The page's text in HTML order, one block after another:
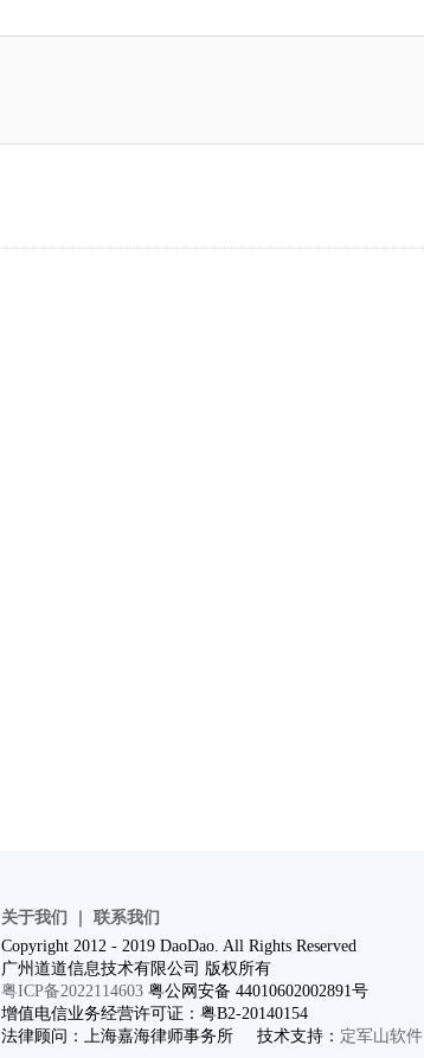
关于我们
联系我们
Copyright 2012 - 2019 DaoDao. All Rights Reserved
广州道道信息技术有限公司 版权所有
粤ICP备2022114603 粤公网安备 44010602002891号
增值电信业务经营许可证：粤B2-20140154
法律顾问：上海嘉海律师事务所 技术支持： 定军山软件